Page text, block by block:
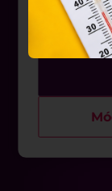
eszközén